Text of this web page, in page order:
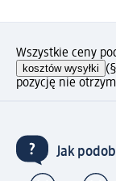
Wszystkie ceny
kosztów wysyłki
pozycję nie
Jak